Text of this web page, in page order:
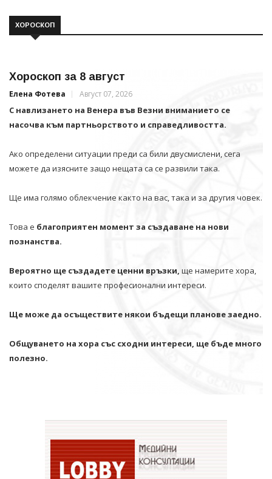
ХОРОСКОП
Хороскоп за 8 август
Елена Фотева Август 07, 2026
С навлизането на Венера във Везни вниманието се
насочва към партньорството и справедливостта.
Ако определени ситуации преди са били двусмислени, сега
можете да изясните защо нещата са се развили така.
Ще има голямо облекчение както на вас, така и за другия човек.
Това е благоприятен момент за създаване на нови
познанства.
Вероятно ще създадете ценни връзки, ще намерите хора,
които споделят вашите професионални интереси.
Ще може да осъществите някои бъдещи планове заедно.
Общуването на хора със сходни интереси, ще бъде много
полезно.